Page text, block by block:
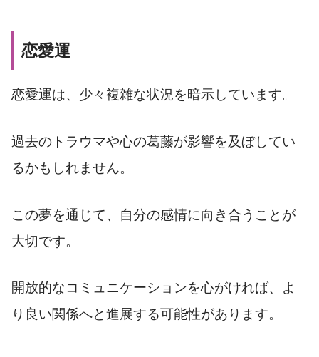
恋愛運
恋愛運は、少々複雑な状況を暗示しています。
過去のトラウマや心の葛藤が影響を及ぼしてい
るかもしれません。
この夢を通じて、自分の感情に向き合うことが
大切です。
開放的なコミュニケーションを心がければ、よ
り良い関係へと進展する可能性があります。